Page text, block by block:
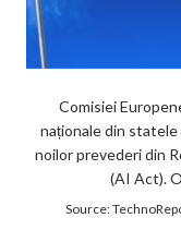
Comisiei
naționale din statele
noilor prevederi din
(AI Act).
Source: